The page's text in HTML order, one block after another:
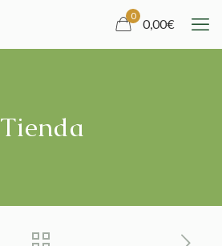
0
0,00€
Tienda